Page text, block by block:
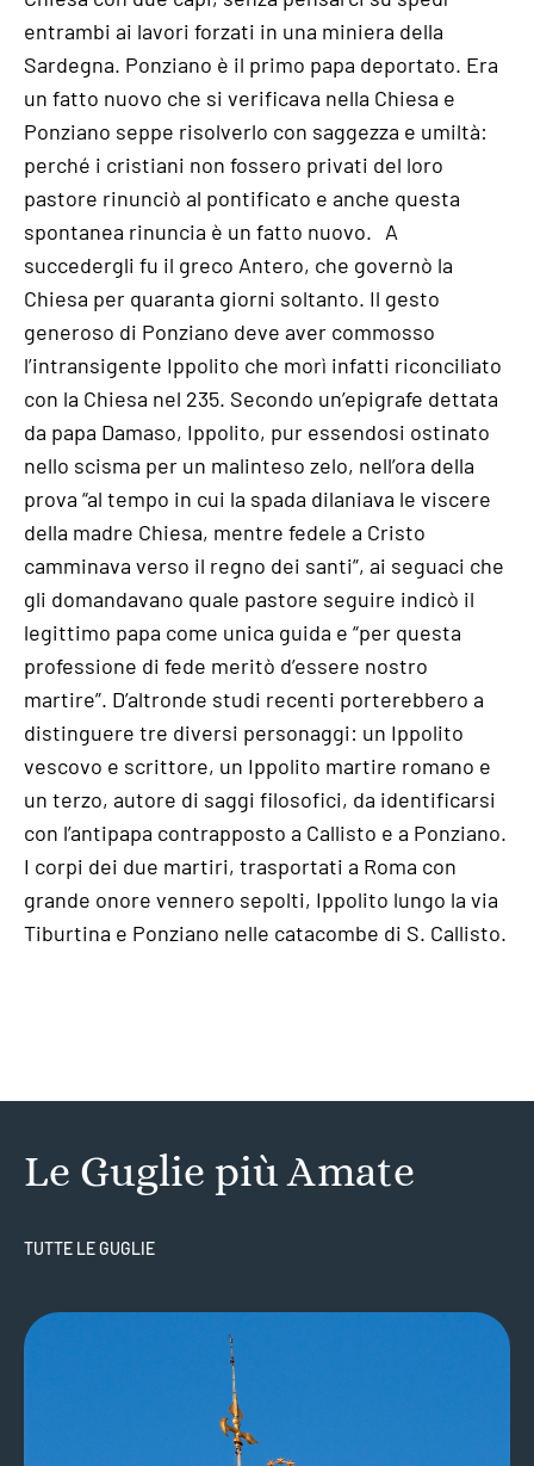
entrambi ai lavori forzati in una miniera della
Sardegna. Ponziano è il primo papa deportato. Era
un fatto nuovo che si verificava nella Chiesa e
Ponziano seppe risolverlo con saggezza e umiltà:
perché i cristiani non fossero privati del loro
pastore rinunciò al pontificato e anche questa
spontanea rinuncia è un fatto nuovo. A
succedergli fu il greco Antero, che governò la
Chiesa per quaranta giorni soltanto. Il gesto
generoso di Ponziano deve aver commosso
l’intransigente Ippolito che morì infatti riconciliato
con la Chiesa nel 235. Secondo un’epigrafe dettata
da papa Damaso, Ippolito, pur essendosi ostinato
nello scisma per un malinteso zelo, nell’ora della
prova “al tempo in cui la spada dilaniava le viscere
della madre Chiesa, mentre fedele a Cristo
camminava verso il regno dei santi”, ai seguaci che
gli domandavano quale pastore seguire indicò il
legittimo papa come unica guida e “per questa
professione di fede meritò d’essere nostro
martire”. D’altronde studi recenti porterebbero a
distinguere tre diversi personaggi: un Ippolito
vescovo e scrittore, un Ippolito martire romano e
un terzo, autore di saggi filosofici, da identificarsi
con l’antipapa contrapposto a Callisto e a Ponziano.
I corpi dei due martiri, trasportati a Roma con
grande onore vennero sepolti, Ippolito lungo la via
Tiburtina e Ponziano nelle catacombe di S. Callisto.
Le Guglie più Amate
TUTTE LE GUGLIE